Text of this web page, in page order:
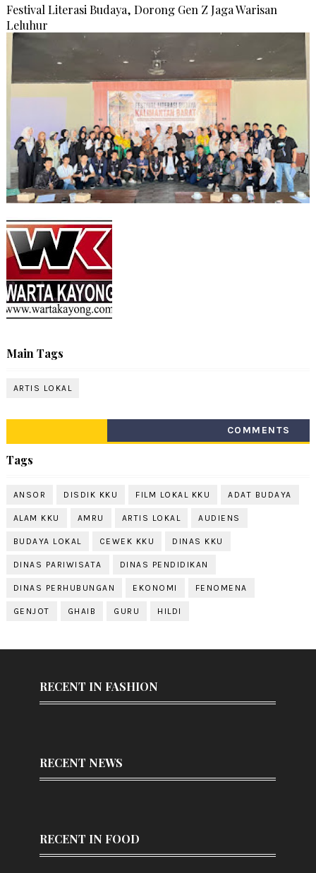
Festival Literasi Budaya, Dorong Gen Z Jaga Warisan
Leluhur
Main Tags
ARTIS LOKAL
COMMENTS
Tags
ANSOR DISDIK KKU FILM LOKAL KKU ADAT BUDAYA
ALAM KKU AMRU ARTIS LOKAL AUDIENS
BUDAYA LOKAL CEWEK KKU DINAS KKU
DINAS PARIWISATA DINAS PENDIDIKAN
DINAS PERHUBUNGAN EKONOMI FENOMENA
GENJOT GHAIB GURU HILDI
RECENT IN FASHION
RECENT NEWS
RECENT IN FOOD